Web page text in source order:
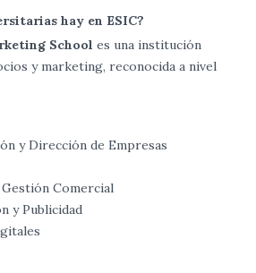
hay en ESIC?
School es una institución
y marketing, reconocida a nivel
y Dirección de Empresas
Comercial
y Publicidad